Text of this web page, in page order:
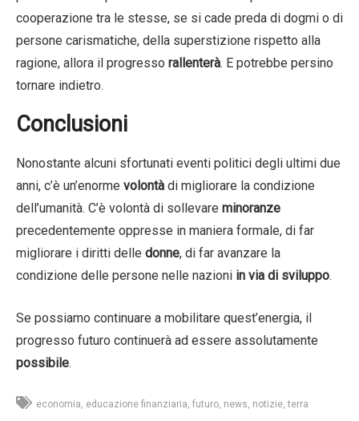
cooperazione tra le stesse, se si cade preda di dogmi o di
persone carismatiche, della superstizione rispetto alla
ragione, allora il progresso rallenterà. E potrebbe persino
tornare indietro.
Conclusioni
Nonostante alcuni sfortunati eventi politici degli ultimi due
anni, c’è un’enorme volontà di migliorare la condizione
dell’umanità. C’è volontà di sollevare minoranze
precedentemente oppresse in maniera formale, di far
migliorare i diritti delle donne, di far avanzare la
condizione delle persone nelle nazioni in via di sviluppo.
Se possiamo continuare a mobilitare quest’energia, il
progresso futuro continuerà ad essere assolutamente
possibile.
economia educazione finanziaria futuro news notizie terra